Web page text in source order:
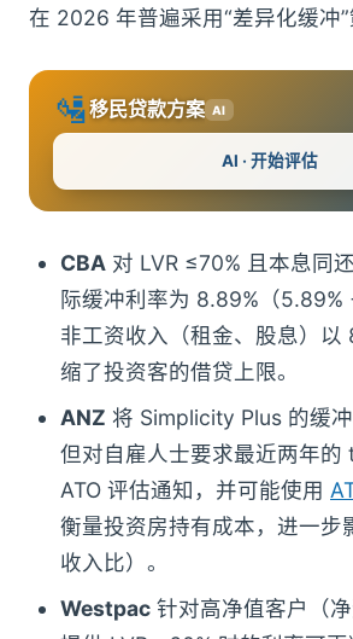
在 2026 年普遍采用“差异化缓冲”
🛂移民贷款方案 AI
AI · 开始评估
CBA 对 LVR ≤70% 且本息同
际缓冲利率为 8.89%（5.89%
非工资收入（租金、股息）以
缩了投资客的借贷上限。
ANZ 将 Simplicity Plus 的缓
但对自雇人士要求最近两年的
ATO 评估通知，并可能使用
衡量投资房持有成本，进一步
收入比）。
Westpac 针对高净值客户（